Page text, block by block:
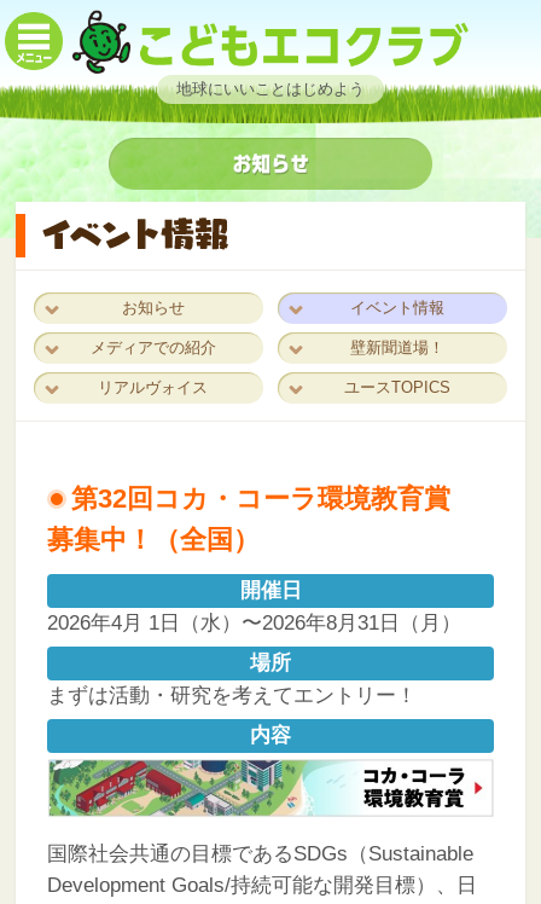
地球にいいことはじめよう
お知らせ イベント情報
メディアでの紹介 壁新聞道場！
リアルヴォイス ユースTOPICS
第32回コカ・コーラ環境教育賞
募集中！（全国）
開催日
2026年4月 1日（水）〜2026年8月31日（月）
場所
まずは活動・研究を考えてエントリー！
内容
国際社会共通の目標であるSDGs（Sustainable
Development Goals/持続可能な開発目標）、日